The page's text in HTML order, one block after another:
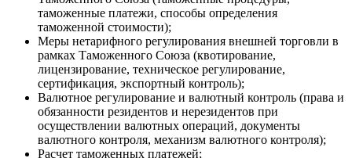
таможенные платежи, способы определения
таможенной стоимости);
Меры нетарифного регулирования внешней торговли в
рамках Таможенного Союза (квотирование,
лицензирование, техническое регулирование,
сертификация, экспортный контроль);
Валютное регулирование и валютный контроль (права и
обязанности резидентов и нерезидентов при
осуществлении валютных операций, документы
валютного контроля, механизм валютного контроля);
Расчет таможенных платежей;